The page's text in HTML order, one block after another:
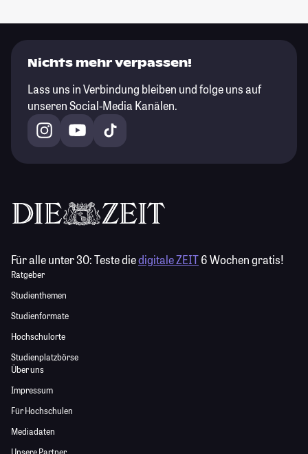
Nichts mehr verpassen!
Lass uns in Verbindung bleiben und folge uns auf
unseren Social-Media Kanälen.
Für alle unter 30:Teste diedigitale ZEIT6 Wochen gratis!
Ratgeber
Studienthemen
Studienformate
Hochschulorte
Studienplatzbörse
Über uns
Impressum
Für Hochschulen
Mediadaten